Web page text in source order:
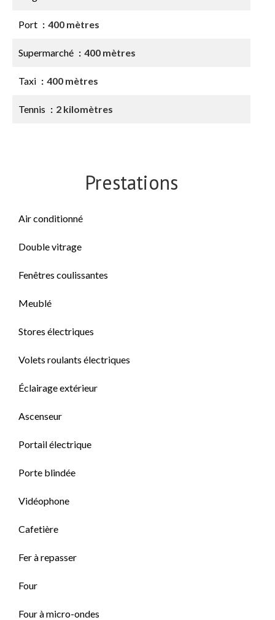
Port 400 mètres
Supermarché 400 mètres
Taxi 400 mètres
Tennis 2 kilomètres
Prestations
Air conditionné
Double vitrage
Fenêtres coulissantes
Meublé
Stores électriques
Volets roulants électriques
Éclairage extérieur
Ascenseur
Portail électrique
Porte blindée
Vidéophone
Cafetière
Fer à repasser
Four
Four à micro-ondes